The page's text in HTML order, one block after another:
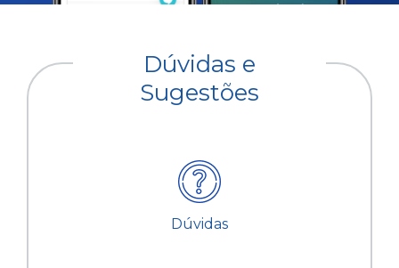
Dúvidas e
Sugestões
Dúvidas